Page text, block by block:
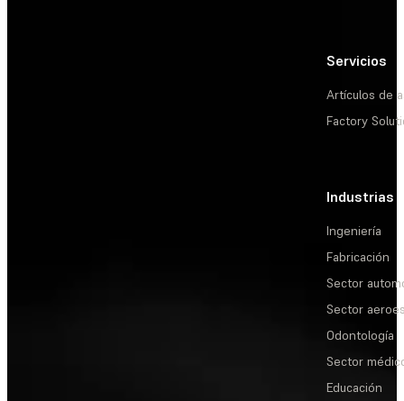
Servicios
Artículos de
Factory
Industrias
Ingeniería
Fabricación
Sector
Sector
Odontología
Sector
Educación